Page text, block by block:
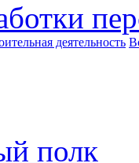
деятельность
полк